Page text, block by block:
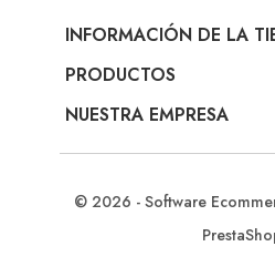
INFORMACIÓN DE LA
PRODUCTOS
NUESTRA EMPRESA
© 2026 - Software